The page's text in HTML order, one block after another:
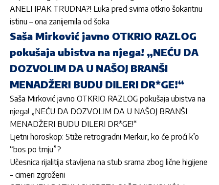
ANELI IPAK TRUDNA?! Luka pred svima otkrio šokantnu
istinu – ona zanijemila od šoka
Saša Mirković javno OTKRIO RAZLOG
pokušaja ubistva na njega! „NEĆU DA
DOZVOLIM DA U NAŠOJ BRANŠI
MENADŽERI BUDU DILERI DR*GE!“
Saša Mirković javno OTKRIO RAZLOG pokušaja ubistva na
njega! „NEĆU DA DOZVOLIM DA U NAŠOJ BRANŠI
MENADŽERI BUDU DILERI DR*GE!“
Ljetni horoskop: Stiže retrogradni Merkur, ko će proći k’o
“bos po trnju”?
Učesnica rijalitija stavljena na stub srama zbog lične higijene
– cimeri zgroženi